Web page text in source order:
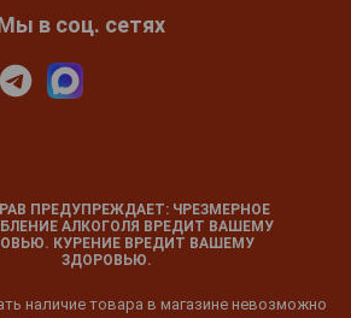
в соц. сетях
ПРЕДУПРЕЖДАЕТ: ЧРЕЗМЕРНОЕ
АЛКОГОЛЯ ВРЕДИТ ВАШЕМУ
КУРЕНИЕ ВРЕДИТ ВАШЕМУ
ЗДОРОВЬЮ.
наличие товара в магазине невозможно